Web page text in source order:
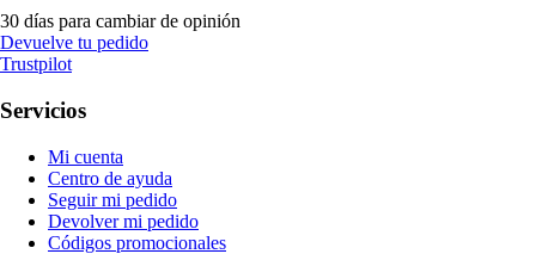
30 días para cambiar de opinión
Devuelve tu pedido
Trustpilot
Servicios
Mi cuenta
Centro de ayuda
Seguir mi pedido
Devolver mi pedido
Códigos promocionales